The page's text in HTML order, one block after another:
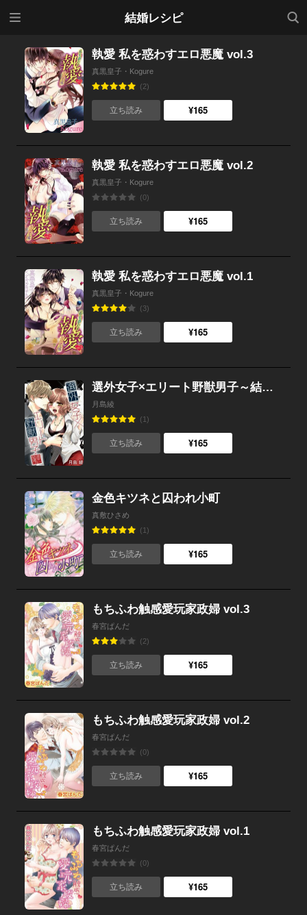
結婚レシピ
検索
執愛 私を惑わすエロ悪魔 vol.3
真黒皇子・Kogure
(2)
立ち読み ¥165
執愛 私を惑わすエロ悪魔 vol.2
真黒皇子・Kogure
(0)
立ち読み ¥165
執愛 私を惑わすエロ悪魔 vol.1
真黒皇子・Kogure
(3)
立ち読み ¥165
選外女子×エリート野獣男子～結婚確率0％～
月島綾
(1)
立ち読み ¥165
金色キツネと囚われ小町
真敷ひさめ
(1)
立ち読み ¥165
もちふわ触感愛玩家政婦 vol.3
春宮ぱんだ
(2)
立ち読み ¥165
もちふわ触感愛玩家政婦 vol.2
春宮ぱんだ
(0)
立ち読み ¥165
もちふわ触感愛玩家政婦 vol.1
春宮ぱんだ
(0)
立ち読み ¥165